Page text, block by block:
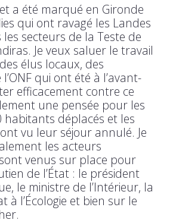
a été marqué en Gironde
qui ont ravagé les Landes
secteurs de la Teste de
Je veux saluer le travail
élus locaux, des
qui ont été à l’avant-
efficacement contre ce
une pensée pour les
habitants déplacés et les
vu leur séjour annulé. Je
les acteurs
venus sur place pour
de l’État : le président
le ministre de l’Intérieur, la
à l’Écologie et bien sur le